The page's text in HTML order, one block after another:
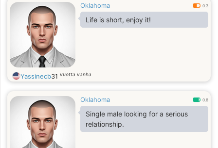
Oklahoma 0.3
Life is short, enjoy it!
Yassinecb31 vuotta vanha
Oklahoma 0.8
Single male looking for a serious
relationship.